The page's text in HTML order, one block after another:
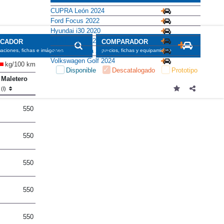
fichas e imágenes
COMPARADOR
precios, fichas y equipamiento
Disponible Descatalogado Prototipo
kg/100 km
Maletero
(l)
550
550
550
550
550
CUPRA León 2024
Ford Focus 2022
Hyundai i30 2020
SEAT León 2020
Skoda Octavia 2024
Volkswagen Golf 2024